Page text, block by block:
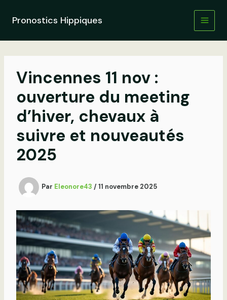
contenuPronostics Hippiques
Vincennes 11 nov :
ouverture du meeting
d’hiver, chevaux à
suivre et nouveautés
2025
Par Eleonore43 / 11 novembre 2025